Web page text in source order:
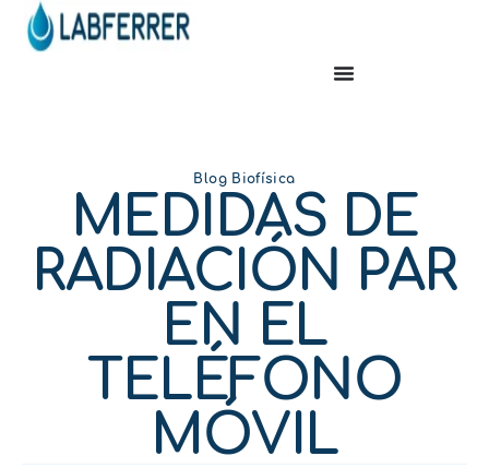
Blog Biofísica
MEDIDAS DE
RADIACIÓN PAR
EN EL
TELÉFONO
MÓVIL